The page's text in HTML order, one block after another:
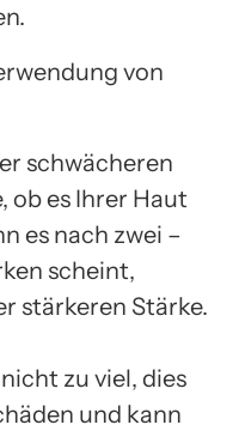
von
schwächeren
ob es Ihrer Haut
es nach zwei –
scheint,
stärkeren Stärke.
zu viel, dies
und kann